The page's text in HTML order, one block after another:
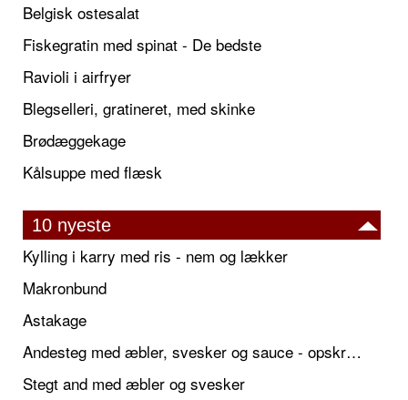
Belgisk ostesalat
Fiskegratin med spinat - De bedste
Ravioli i airfryer
Blegselleri, gratineret, med skinke
Brødæggekage
Kålsuppe med flæsk
10 nyeste
Kylling i karry med ris - nem og lækker
Makronbund
Astakage
Andesteg med æbler, svesker og sauce - opskrift også til jul
Stegt and med æbler og svesker